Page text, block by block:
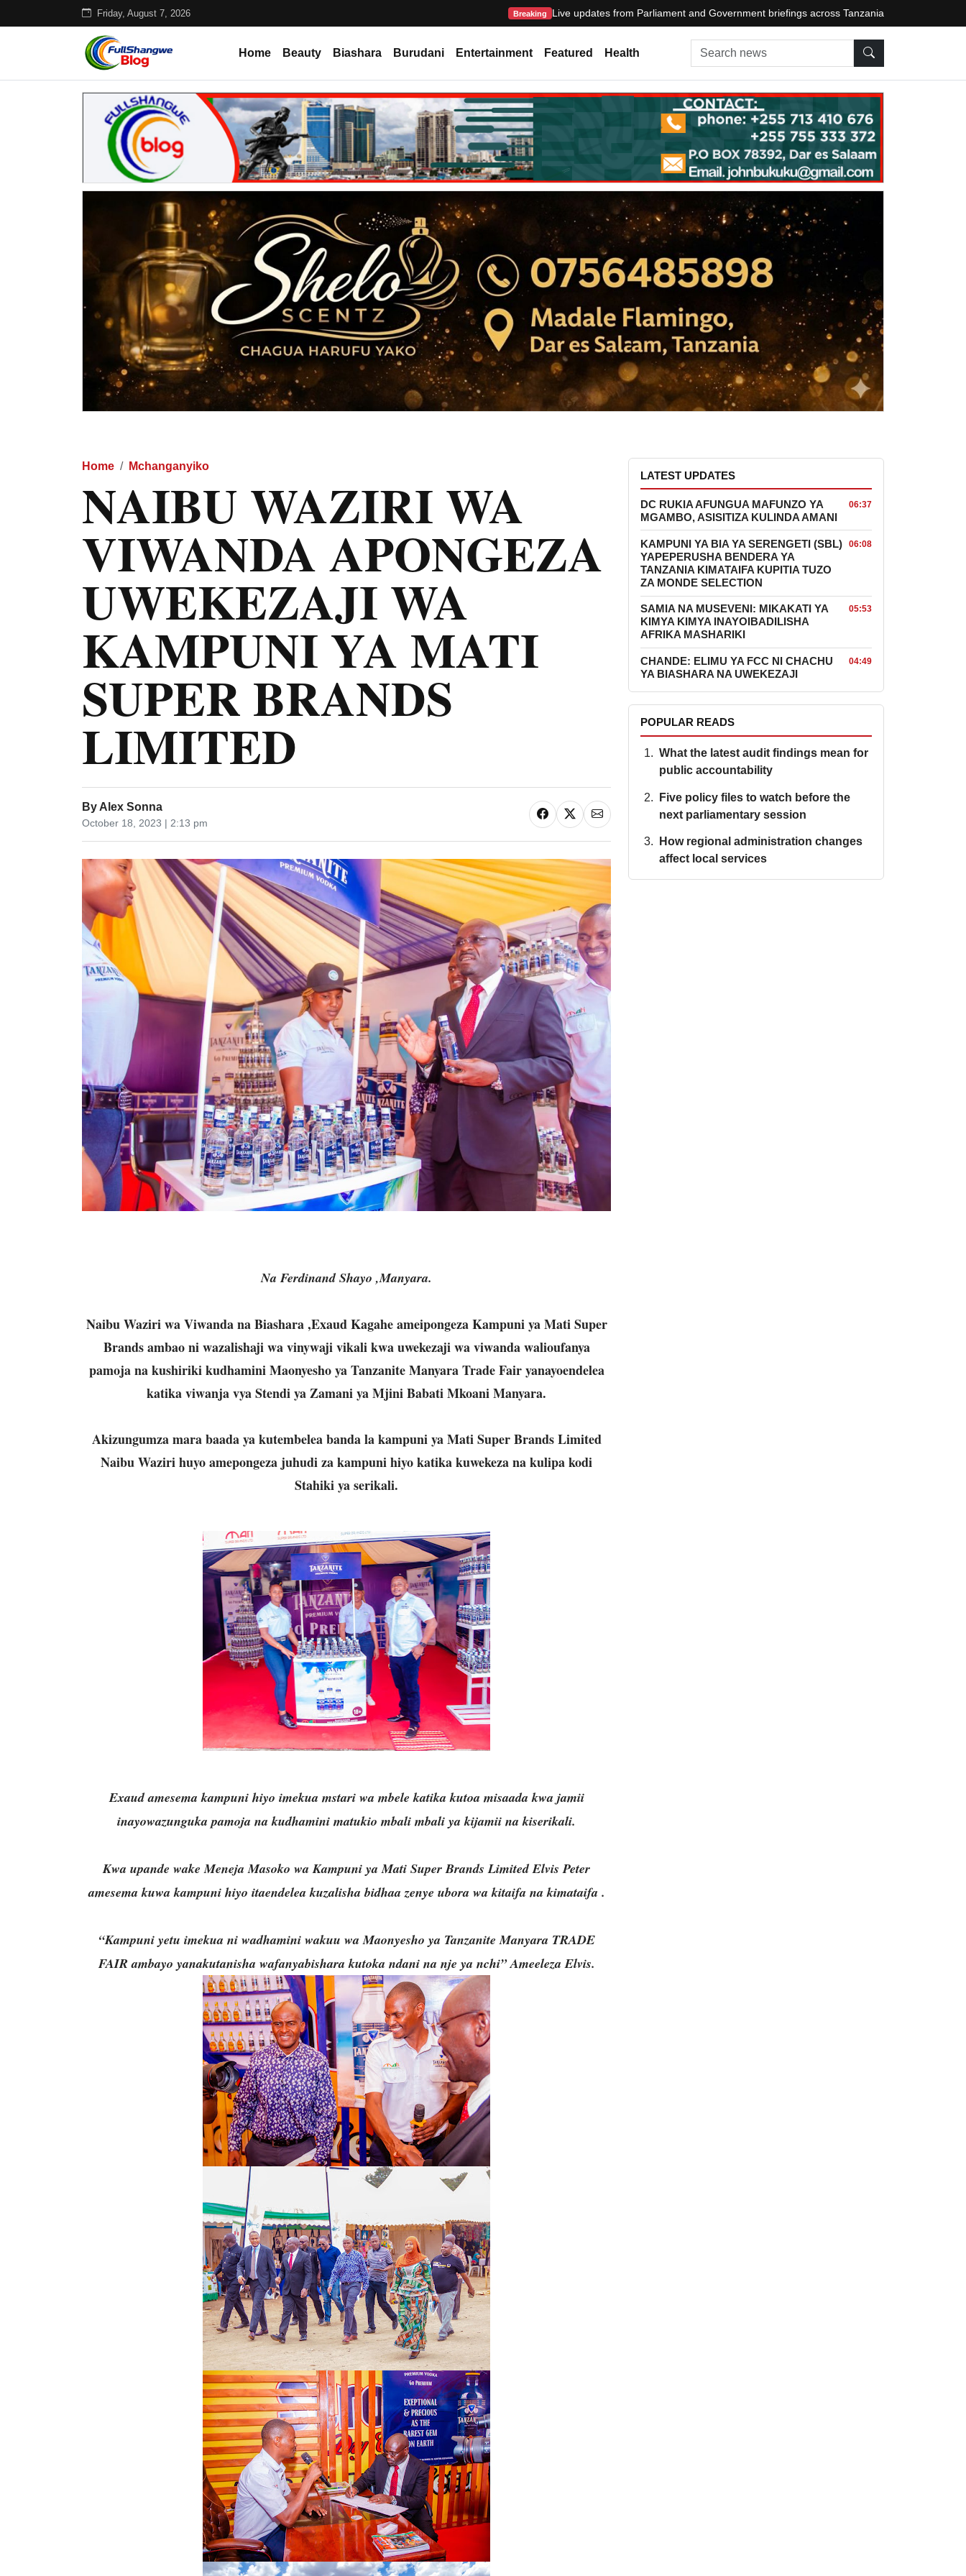
Friday, August 7, 2026 Breaking Live updates from Parliament and Government briefings across Tanzania
Home Beauty Biashara Burudani Entertainment Featured Health Search news
Home Mchanganyiko
NAIBU WAZIRI WA
VIWANDA APONGEZA
UWEKEZAJI WA
KAMPUNI YA MATI
SUPER BRANDS
LIMITED
By Alex Sonna
October 18, 2023 | 2:13 pm
Na Ferdinand Shayo ,Manyara.
Naibu Waziri wa Viwanda na Biashara ,Exaud Kagahe ameipongeza Kampuni ya Mati Super
Brands ambao ni wazalishaji wa vinywaji vikali kwa uwekezaji wa viwanda walioufanya
pamoja na kushiriki kudhamini Maonyesho ya Tanzanite Manyara Trade Fair yanayoendelea
katika viwanja vya Stendi ya Zamani ya Mjini Babati Mkoani Manyara.
Akizungumza mara baada ya kutembelea banda la kampuni ya Mati Super Brands Limited
Naibu Waziri huyo amepongeza juhudi za kampuni hiyo katika kuwekeza na kulipa kodi
Stahiki ya serikali.
Exaud amesema kampuni hiyo imekua mstari wa mbele katika kutoa misaada kwa jamii
inayowazunguka pamoja na kudhamini matukio mbali mbali ya kijamii na kiserikali.
Kwa upande wake Meneja Masoko wa Kampuni ya Mati Super Brands Limited Elvis Peter
amesema kuwa kampuni hiyo itaendelea kuzalisha bidhaa zenye ubora wa kitaifa na kimataifa .
“Kampuni yetu imekua ni wadhamini wakuu wa Maonyesho ya Tanzanite Manyara TRADE
FAIR ambayo yanakutanisha wafanyabishara kutoka ndani na nje ya nchi” Ameeleza Elvis.
LATEST UPDATES
DC RUKIA AFUNGUA MAFUNZO YA
MGAMBO, ASISITIZA KULINDA AMANI
06:37
KAMPUNI YA BIA YA SERENGETI (SBL)
YAPEPERUSHA BENDERA YA
TANZANIA KIMATAIFA KUPITIA TUZO
ZA MONDE SELECTION
06:08
SAMIA NA MUSEVENI: MIKAKATI YA
KIMYA KIMYA INAYOIBADILISHA
AFRIKA MASHARIKI
05:53
CHANDE: ELIMU YA FCC NI CHACHU
YA BIASHARA NA UWEKEZAJI
04:49
POPULAR READS
What the latest audit findings mean for
public accountability
Five policy files to watch before the
next parliamentary session
How regional administration changes
affect local services